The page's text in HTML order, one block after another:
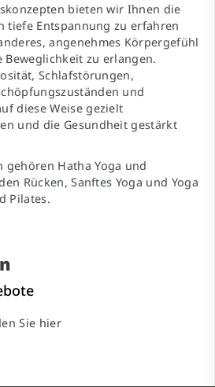
bieten wir Ihnen die
tiefe Entspannung zu erfahren
angenehmes Körpergefühl
zu erlangen.
Schlafstörungen,
und
diese Weise gezielt
und die Gesundheit gestärkt
gehören Hatha Yoga und
Rücken, Sanftes Yoga und Yoga
Pilates.
Sie hier